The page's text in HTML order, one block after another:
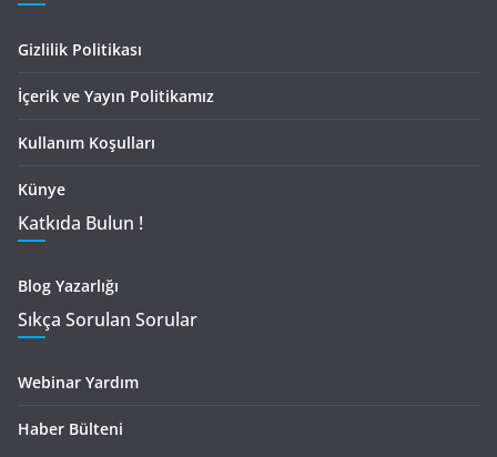
Gizlilik Politikası
İçerik ve Yayın Politikamız
Kullanım Koşulları
Künye
Katkıda Bulun !
Blog Yazarlığı
Sıkça Sorulan Sorular
Webinar Yardım
Haber Bülteni